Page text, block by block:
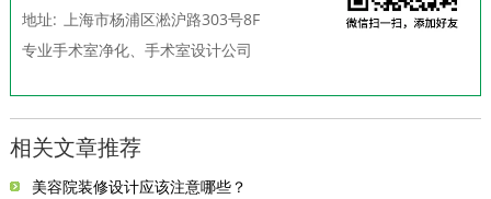
地址:
上海市杨浦区淞沪路303号8F
专业手术室净化、 手术室设计公司
相关文章推荐
美容院装修设计应该注意哪些？